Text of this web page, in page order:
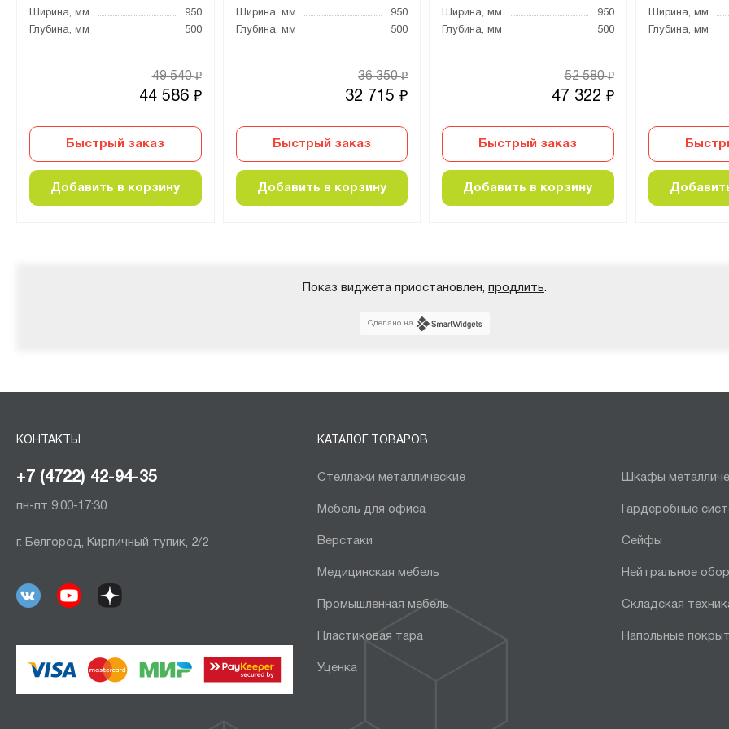
Ширина, мм
950
Глубина, мм
500
44 586 ₽
49 540₽
Быстрый заказ
Добавить в корзину
Ширина, мм
950
Глубина, мм
500
32 715 ₽
36 350₽
Быстрый заказ
Добавить в корзину
Ширина, мм
950
Глубина, мм
500
47 322 ₽
52 580₽
Быстрый заказ
Добавить в корзину
Ширина, мм
Глубина, мм
Показ виджета приостановлен, продлить.
Сделано на
КОНТАКТЫ
+7 (4722) 42-94-35
пн-пт 9:00-17:30
г. Белгород, Кирпичный тупик, 2/2
КАТАЛОГ ТОВАРОВ
Стеллажи металлические Шкафы
Мебель для офиса Гардеробные
Верстаки Сейфы
Медицинская мебель Нейтральное
Промышленная мебель Складская
Пластиковая тара Напольные
Уценка